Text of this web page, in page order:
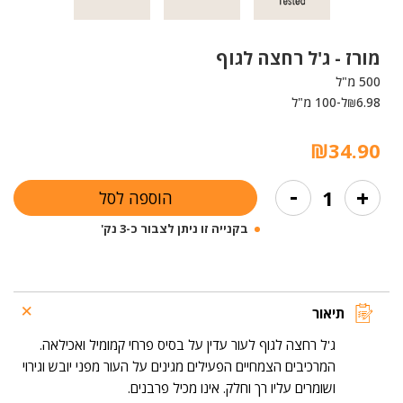
מורז - ג'ל רחצה לגוף
500 מ"ל
₪6.98 ל-100 מ"ל
₪34.90
+
של
- הוספה לסל
בקנייה זו ניתן לצבור כ-3 נק'
תיאור
ג'ל רחצה לגוף לעור עדין על בסיס פרחי קמומיל ואכילאה.
המרכיבים הצמחיים הפעילים מגינים על העור מפני יובש וגירוי
ושומרים עליו רך וחלק. אינו מכיל פרבנים.